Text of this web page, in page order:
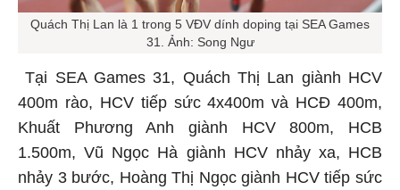
Quách Thị Lan là 1 trong 5 VĐV dính doping tại SEA Games
31. Ảnh: Song Ngư
Tại SEA Games 31, Quách Thị Lan giành HCV
400m rào, HCV tiếp sức 4x400m và HCĐ 400m,
Khuất Phương Anh giành HCV 800m, HCB
1.500m, Vũ Ngọc Hà giành HCV nhảy xa, HCB
nhảy 3 bước, Hoàng Thị Ngọc giành HCV tiếp sức